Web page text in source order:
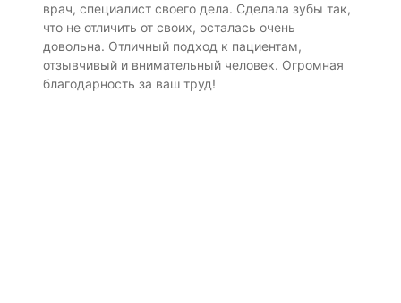
врач, специалист своего дела. Сделала зубы так,
что не отличить от своих, осталась очень
довольна. Отличный подход к пациентам,
отзывчивый и внимательный человек. Огромная
благодарность за ваш труд!